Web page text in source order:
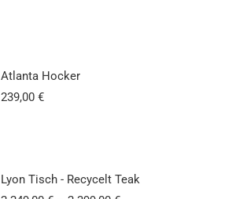
Atlanta Hocker
239,00 €
Lyon Tisch - Recycelt Teak